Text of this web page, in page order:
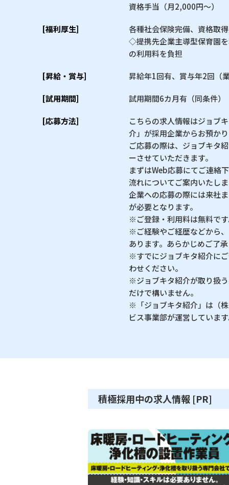
資格手当（月2,000円〜）
[福利厚生]
各種社会保険完備、資格取
◇提携先企業主導型保育園
の利用料を負担
[昇給・賞与] 昇給年1回有、賞与年2回（
[試用期間] 試用期間6カ月有（同条件）
[応募方法]
こちらの求人情報はジョブ
介」が採用企業からお預か
ご応募の際は、ジョブキタ
ーさせていただきます。
まずはWeb応募にてご連絡
流れについてご案内いたし
企業への応募の際には来社
が必要となります。
※ご登録・利用料は無料で
※ご経験やご経歴などから
あります。あらかじめご了
※すでにジョブキタ紹介に
わせください。
※ジョブキタ紹介が取り扱
だけで構いません。
※「ジョブキタ紹介」は（
ビス事業部が運営していま
積極採用中の求人情報 [PR]